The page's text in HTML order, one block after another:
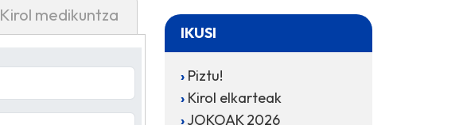
Kirol medikuntza
IKUSI
Piztu!
Kirol elkarteak
JOKOAK 2026